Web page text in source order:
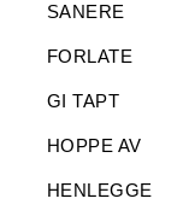
SANERE
FORLATE
GI TAPT
HOPPE AV
HENLEGGE